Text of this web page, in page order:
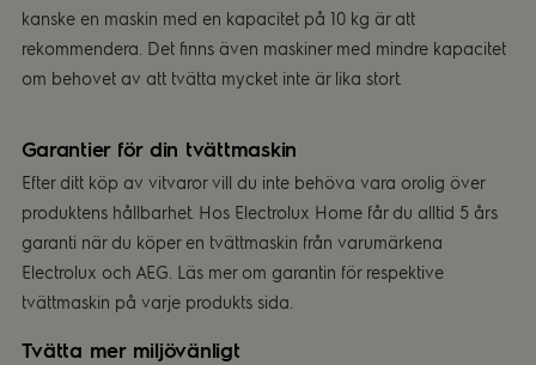
kanske en maskin med en kapacitet på 10 kg är att
rekommendera. Det finns även maskiner med mindre kapacitet
om behovet av att tvätta mycket inte är lika stort.
Garantier för din tvättmaskin
Efter ditt köp av vitvaror vill du inte behöva vara orolig över
produktens hållbarhet. Hos Electrolux Home får du alltid 5 års
garanti när du köper en tvättmaskin från varumärkena
Electrolux och AEG. Läs mer om garantin för respektive
tvättmaskin på varje produkts sida.
Tvätta mer miljövänligt